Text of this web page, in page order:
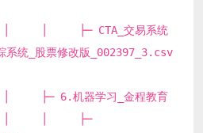
CTA_交易系统
系统_股票修改版_002397_3.csv
机器学习_金程教育
│ ├─